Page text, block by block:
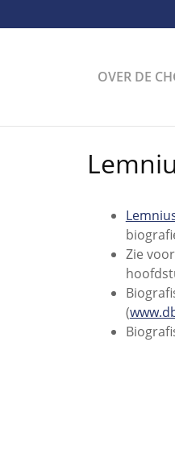
OVER DE
Zie
(